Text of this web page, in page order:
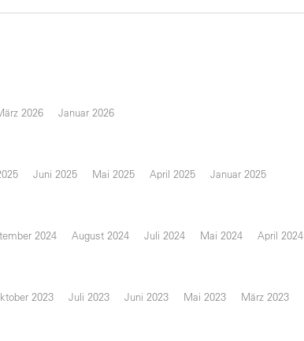
2026 Januar 2026
Juni 2025 Mai 2025 April 2025 Januar 2025
2024 August 2024 Juli 2024 Mai 2024 April 2024
2023 Juli 2023 Juni 2023 Mai 2023 März 2023